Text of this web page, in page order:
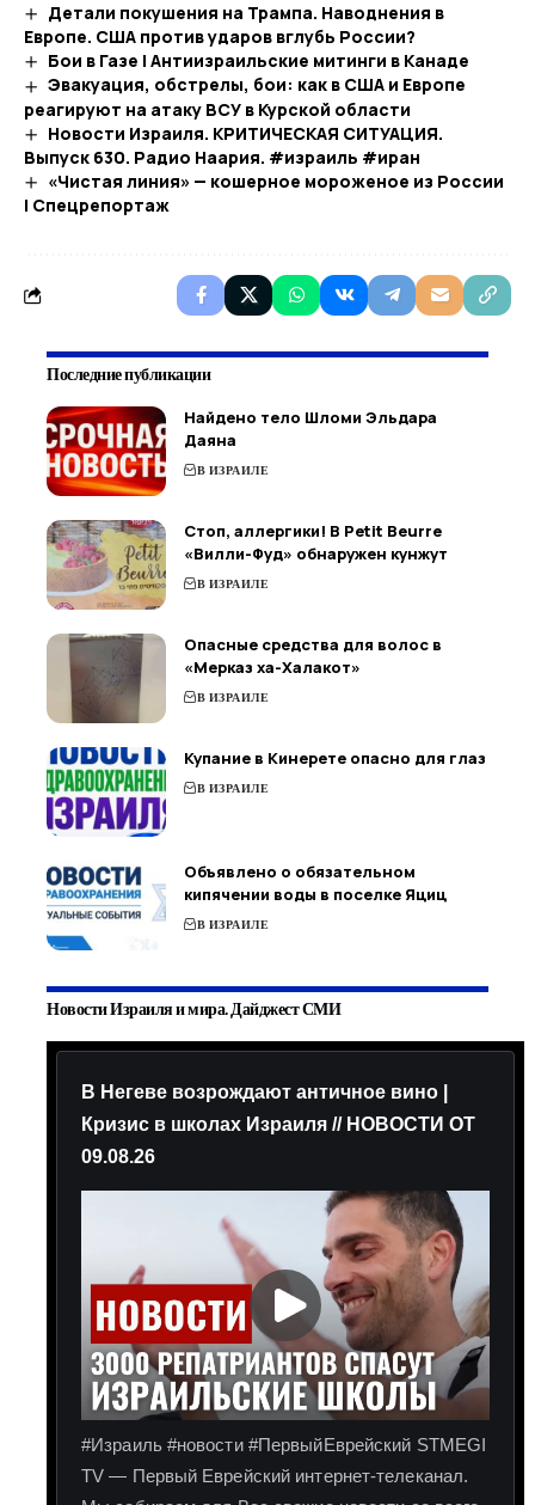
Детали покушения на Трампа. Наводнения в
Европе. США против ударов вглубь России?
Бои в Газе | Антиизраильские митинги в Канаде
Эвакуация, обстрелы, бои: как в США и Европе
реагируют на атаку ВСУ в Курской области
Новости Израиля. КРИТИЧЕСКАЯ СИТУАЦИЯ.
Выпуск 630. Радио Наария. #израиль #иран
«Чистая линия» — кошерное мороженое из России
| Спецрепортаж
Последние публикации
Найдено тело Шломи Эльдара
Даяна
В ИЗРАИЛЕ
Стоп, аллергики! В Petit Beurre
«Вилли-Фуд» обнаружен кунжут
В ИЗРАИЛЕ
Опасные средства для волос в
«Мерказ ха-Халакот»
В ИЗРАИЛЕ
Купание в Кинерете опасно для глаз
В ИЗРАИЛЕ
Объявлено о обязательном
кипячении воды в поселке Яциц
В ИЗРАИЛЕ
Новости Израиля и мира. Дайджест СМИ